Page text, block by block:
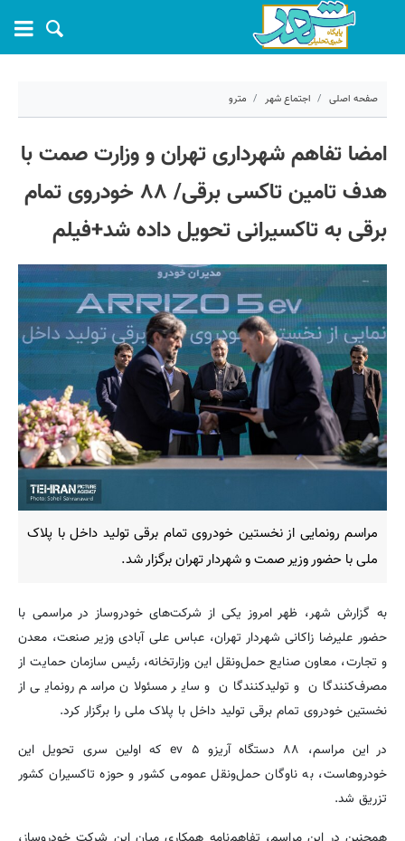
صفحه اصلی اجتماع شهر مترو
امضا تفاهم شهرداری تهران و وزارت صمت با
هدف تامین تاکسی برقی/ ۸۸ خودروی تمام
برقی به تاکسیرانی تحویل داده شد+فیلم
مراسم رونمایی از نخستین خودروی تمام برقی تولید داخل با پلاک
ملی با حضور وزیر صمت و شهردار تهران برگزار شد.
به گزارش شهر، ظهر امروز یکی از شرکت‌های خودروساز در مراسمی با
حضور علیرضا زاکانی شهردار تهران، عباس علی آبادی وزیر صنعت، معدن
و تجارت، معاون صنایع حمل‌ونقل این وزارتخانه، رئیس سازمان حمایت از
مصرف‌کنندگان و تولیدکنندگان و سایر مسئولان مراسم رونمایی از
نخستین خودروی تمام برقی تولید داخل با پلاک ملی را برگزار کرد.
در این مراسم، ۸۸ دستگاه آریزو ۵ ev که اولین سری تحویل این
خودروهاست، به ناوگان حمل‌ونقل عمومی کشور و حوزه تاکسیران کشور
تزریق شد.